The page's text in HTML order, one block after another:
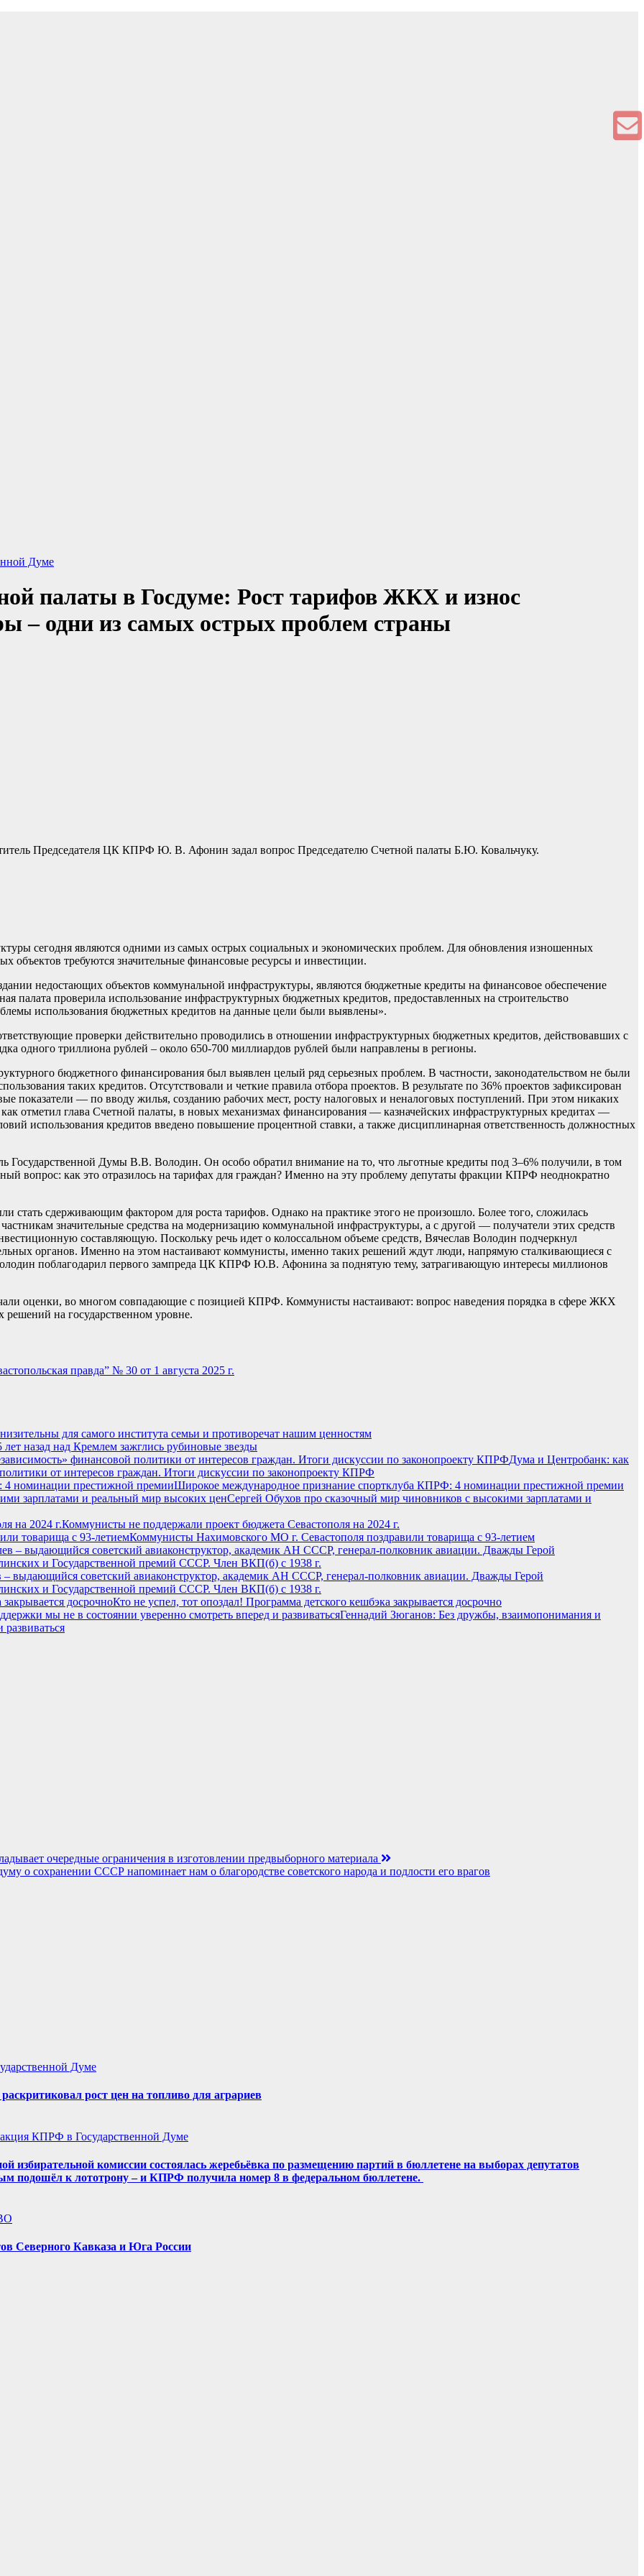
Думе
палаты в Госдуме: Рост тарифов ЖКХ и износ
– одни из самых острых проблем страны
Председателя ЦК КПРФ Ю. В. Афонин задал вопрос Председателю Счетной палаты Б.Ю. Ковальчуку.
сегодня являются одними из самых острых социальных и экономических проблем. Для обновления изношенных
объектов требуются значительные финансовые ресурсы и инвестиции.
недостающих объектов коммунальной инфраструктуры, являются бюджетные кредиты на финансовое обеспечение
палата проверила использование инфраструктурных бюджетных кредитов, предоставленных на строительство
использования бюджетных кредитов на данные цели были выявлены».
проверки действительно проводились в отношении инфраструктурных бюджетных кредитов, действовавших с
одного триллиона рублей – около 650-700 миллиардов рублей были направлены в регионы.
бюджетного финансирования был выявлен целый ряд серьезных проблем. В частности, законодательством не были
таких кредитов. Отсутствовали и четкие правила отбора проектов. В результате по 36% проектов зафиксирован
показатели — по вводу жилья, созданию рабочих мест, росту налоговых и неналоговых поступлений. При этом никаких
отметил глава Счетной палаты, в новых механизмах финансирования — казначейских инфраструктурных кредитах —
использования кредитов введено повышение процентной ставки, а также дисциплинарная ответственность должностных
Думы В.В. Володин. Он особо обратил внимание на то, что льготные кредиты под 3–6% получили, в том
вопрос: как это отразилось на тарифах для граждан? Именно на эту проблему депутаты фракции КПРФ неоднократно
сдерживающим фактором для роста тарифов. Однако на практике этого не произошло. Более того, сложилась
значительные средства на модернизацию коммунальной инфраструктуры, а с другой — получатели этих средств
составляющую. Поскольку речь идет о колоссальном объеме средств, Вячеслав Володин подчеркнул
органов. Именно на этом настаивают коммунисты, именно таких решений ждут люди, напрямую сталкивающиеся с
поблагодарил первого зампреда ЦК КПРФ Ю.В. Афонина за поднятую тему, затрагивающую интересы миллионов
оценки, во многом совпадающие с позицией КПРФ. Коммунисты настаивают: вопрос наведения порядка в сфере ЖКХ
решений на государственном уровне.
правда” № 30 от 1 августа 2025 г.
для самого института семьи и противоречат нашим ценностям
лет назад над Кремлем зажглись рубиновые звезды
Дума и Центробанк: как
от интересов граждан. Итоги дискуссии по законопроекту КПРФ
Широкое международное признание спортклуба КПРФ: 4 номинации престижной премии
Сергей Обухов про сказочный мир чиновников с высокими зарплатами и
Коммунисты не поддержали проект бюджета Севастополя на 2024 г.
Коммунисты Нахимовского МО г. Севастополя поздравили товарища с 93-летием
– выдающийся советский авиаконструктор, академик АН СССР, генерал-полковник авиации. Дважды Герой
и Государственной премий СССР. Член ВКП(б) с 1938 г.
Кто не успел, тот опоздал! Программа детского кешбэка закрывается досрочно
Геннадий Зюганов: Без дружбы, взаимопонимания и
очередные ограничения в изготовлении предвыборного материала
о сохранении СССР напоминает нам о благородстве советского народа и подлости его врагов
Думе
рост цен на топливо для аграриев
КПРФ в Государственной Думе
комиссии состоялась жеребьёвка по размещению партий в бюллетене на выборах депутатов
подошёл к лототрону – и КПРФ получила номер 8 в федеральном бюллетене.
Северного Кавказа и Юга России